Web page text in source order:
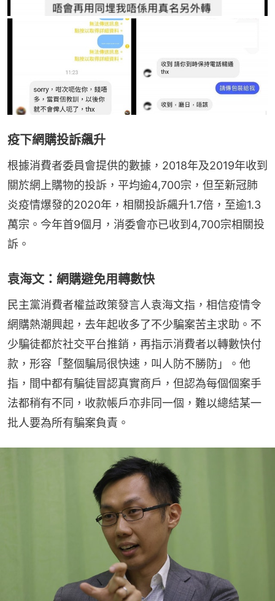
疫下網購投訴飆升
根據消費者委員會提供的數據，2018年及2019年收到
關於網上購物的投訴，平均逾4,700宗，但至新冠肺
炎疫情爆發的2020年，相關投訴飆升1.7倍，至逾1.3
萬宗。今年首9個月，消委會亦已收到4,700宗相關投
訴。
袁海文：網購避免用轉數快
民主黨消費者權益政策發言人袁海文指，相信疫情令
網購熱潮興起，去年起收多了不少騙案苦主求助。不
少騙徒都於社交平台推銷，再指示消費者以轉數快付
款，形容「整個騙局很快速，叫人防不勝防」。他
指，間中都有騙徒冒認真實商戶，但認為每個個案手
法都稍有不同，收款帳戶亦非同一個，難以總結某一
批人要為所有騙案負責。